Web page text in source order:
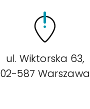
ul. Wiktorska 63,
02-587 Warszawa